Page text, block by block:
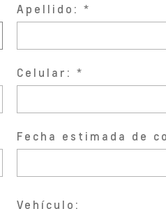
Apellido:
Celular:
Fecha estimada de
Vehículo: